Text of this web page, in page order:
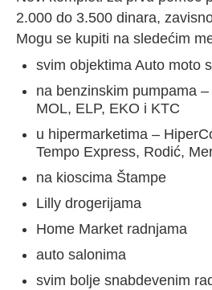
2.000 do 3.500 dinara,
Mogu se kupiti na sledećim
svim objektima Auto moto
na benzinskim pumpama
MOL, ELP, EKO i KTC
u hipermarketima –
Tempo Express, Rodić,
na kioscima Štampe
Lilly drogerijama
Home Market radnjama
auto salonima
svim bolje snabdevenim